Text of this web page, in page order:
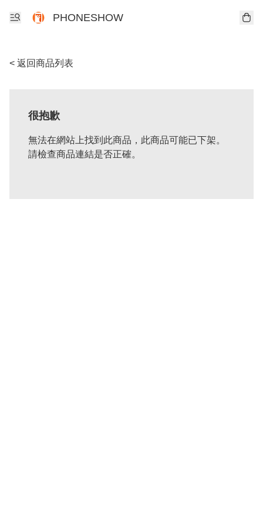
PHONESHOW
< 返回商品列表
很抱歉
無法在網站上找到此商品，此商品可能已下架。
請檢查商品連結是否正確。